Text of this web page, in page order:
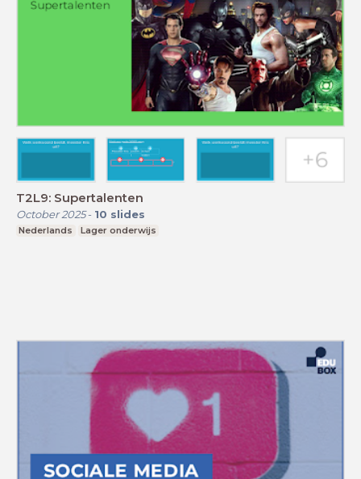
T2L9: Supertalenten
October 2025- 10 slides
Nederlands Lager onderwijs